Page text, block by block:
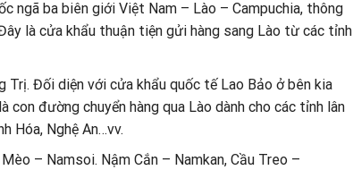
ngã ba biên giới Việt Nam – Lào – Campuchia, thông
là cửa khẩu thuận tiện gửi hàng sang Lào từ các tỉnh
Trị. Đối diện với cửa khẩu quốc tế Lao Bảo ở bên kia
đường chuyển hàng qua Lào dành cho các tỉnh lân
Hóa, Nghệ An…vv.
– Namsoi. Nậm Cắn – Namkan, Cầu Treo –